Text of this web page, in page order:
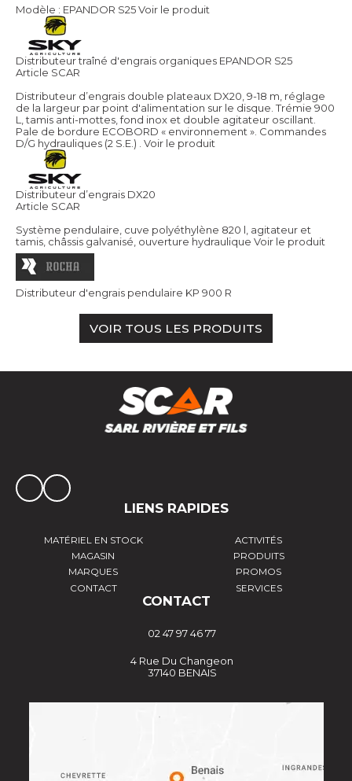
Modèle : EPANDOR S25Voir le produit
Distributeur traîné d'engrais organiques EPANDOR S25
Article SCAR
Distributeur d’engrais double plateaux DX20, 9-18 m, réglage
de la largeur par point d'alimentation sur le disque. Trémie 900
L, tamis anti-mottes, fond inox et double agitateur oscillant.
Pale de bordure ECOBORD « environnement ». Commandes
D/G hydrauliques (2 S.E.) . Voir le produit
Distributeur d’engrais DX20
Article SCAR
Système pendulaire, cuve polyéthylène 820 l, agitateur et
tamis, châssis galvanisé, ouverture hydraulique Voir le produit
Distributeur d'engrais pendulaire KP 900 R
VOIR TOUS LES PRODUITS
LIENS RAPIDES
MATÉRIEL EN STOCK
ACTIVITÉS
MAGASIN
PRODUITS
MARQUES
PROMOS
CONTACT
SERVICES
CONTACT
02 47 97 46 77
4 Rue Du Changeon
37140 BENAIS